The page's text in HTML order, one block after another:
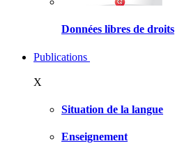
Données libres de droits
Publications
X
Situation de la langue
Enseignement